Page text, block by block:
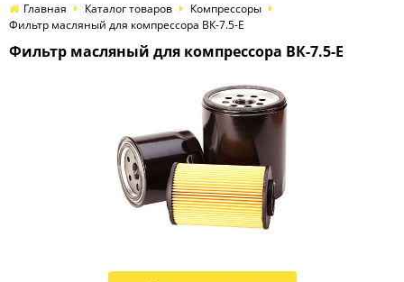
Главная Каталог товаров
Компрессоры
Фильтр масляный для компрессора ВК-7.5-E
Фильтр масляный для компрессора ВК-7.5-E